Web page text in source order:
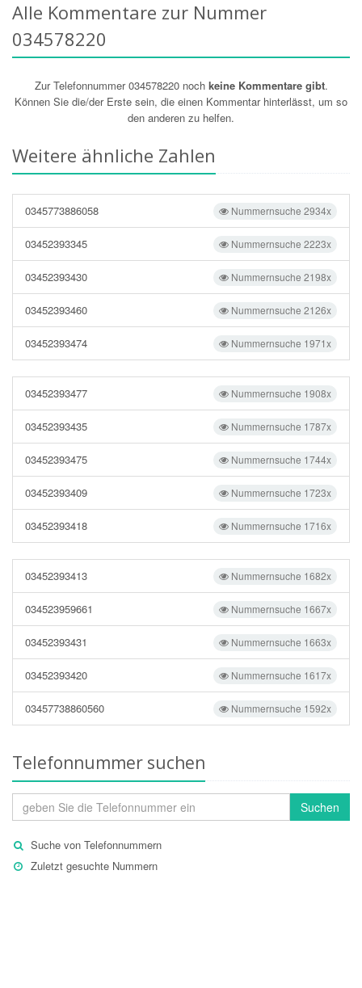
Alle Kommentare zur Nummer
034578220
Zur Telefonnummer 034578220 noch keine Kommentare gibt.
Können Sie die/der Erste sein, die einen Kommentar hinterlässt, um so
den anderen zu helfen.
Weitere ähnliche Zahlen
Nummernsuche 2934x
0345773886058
Nummernsuche 2223x
03452393345
Nummernsuche 2198x
03452393430
Nummernsuche 2126x
03452393460
Nummernsuche 1971x
03452393474
Nummernsuche 1908x
03452393477
Nummernsuche 1787x
03452393435
Nummernsuche 1744x
03452393475
Nummernsuche 1723x
03452393409
Nummernsuche 1716x
03452393418
Nummernsuche 1682x
03452393413
Nummernsuche 1667x
034523959661
Nummernsuche 1663x
03452393431
Nummernsuche 1617x
03452393420
Nummernsuche 1592x
03457738860560
Telefonnummer suchen
Suchen
Suche von Telefonnummern
Zuletzt gesuchte Nummern